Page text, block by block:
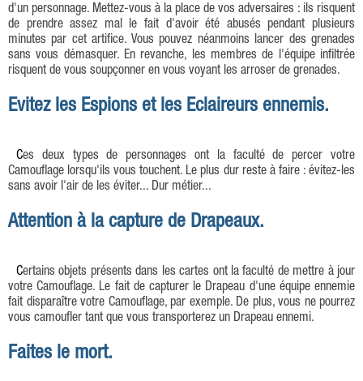
d'un personnage. Mettez-vous à la place de vos adversaires : ils risquent
de prendre assez mal le fait d'avoir été abusés pendant plusieurs
minutes par cet artifice. Vous pouvez néanmoins lancer des grenades
sans vous démasquer. En revanche, les membres de l'équipe infiltrée
risquent de vous soupçonner en vous voyant les arroser de grenades.
Evitez les Espions et les Eclaireurs ennemis.
Ces deux types de personnages ont la faculté de percer votre
Camouflage lorsqu'ils vous touchent. Le plus dur reste à faire : évitez-les
sans avoir l'air de les éviter... Dur métier...
Attention à la capture de Drapeaux.
Certains objets présents dans les cartes ont la faculté de mettre à jour
votre Camouflage. Le fait de capturer le Drapeau d'une équipe ennemie
fait disparaître votre Camouflage, par exemple. De plus, vous ne pourrez
vous camoufler tant que vous transporterez un Drapeau ennemi.
Faites le mort.